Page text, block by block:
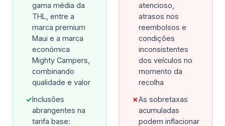
gama média da
THL, entre a
marca premium
Maui e a marca
económica
Mighty Campers,
combinando
qualidade e valor
✓Inclusões
abrangentes na
tarifa base:
atencioso,
atrasos nos
reembolsos e
condições
inconsistentes
dos veículos no
momento da
recolha
✗As sobretaxas
acumuladas
podem inflacionar